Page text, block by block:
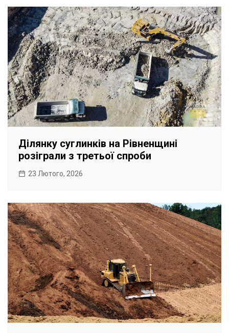
Ділянку суглинків на Рівненщині
розіграли з третьої спроби
23 Лютого, 2026